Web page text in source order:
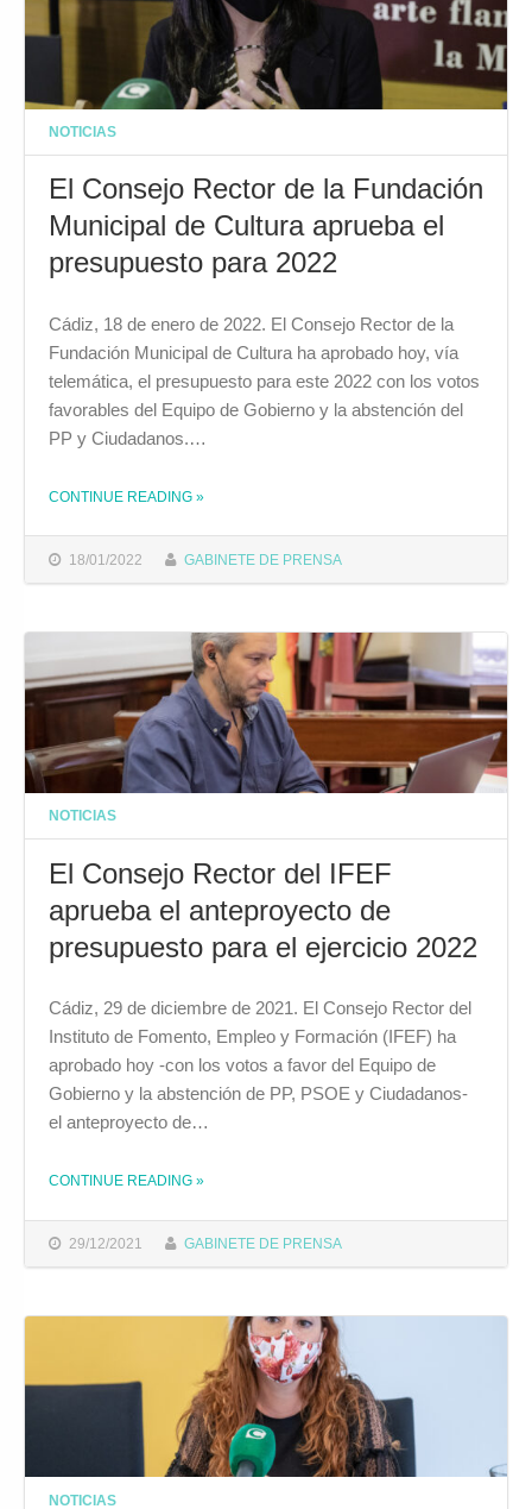
NOTICIAS
El Consejo Rector de la Fundación
Municipal de Cultura aprueba el
presupuesto para 2022
18/01/2022 GABINETE DE PRENSA
Cádiz, 18 de enero de 2022. El Consejo Rector de la
Fundación Municipal de Cultura ha aprobado hoy, vía
telemática, el presupuesto para este 2022 con los votos
favorables del Equipo de Gobierno y la abstención del
PP y Ciudadanos.…
CONTINUE READING THE "EL CONSEJO RECTOR DE LA FUNDACIÓN MUNICIPAL DE CULTURA APRUEBA EL PRESUPUESTO PARA 2022"
»
NOTICIAS
El Consejo Rector del IFEF
aprueba el anteproyecto de
presupuesto para el ejercicio 2022
29/12/2021 GABINETE DE PRENSA
Cádiz, 29 de diciembre de 2021. El Consejo Rector del
Instituto de Fomento, Empleo y Formación (IFEF) ha
aprobado hoy -con los votos a favor del Equipo de
Gobierno y la abstención de PP, PSOE y Ciudadanos-
el anteproyecto de…
CONTINUE READING THE "EL CONSEJO RECTOR DEL IFEF APRUEBA EL ANTEPROYECTO DE PRESUPUESTO PARA EL EJERCICIO 2022"
»
NOTICIAS